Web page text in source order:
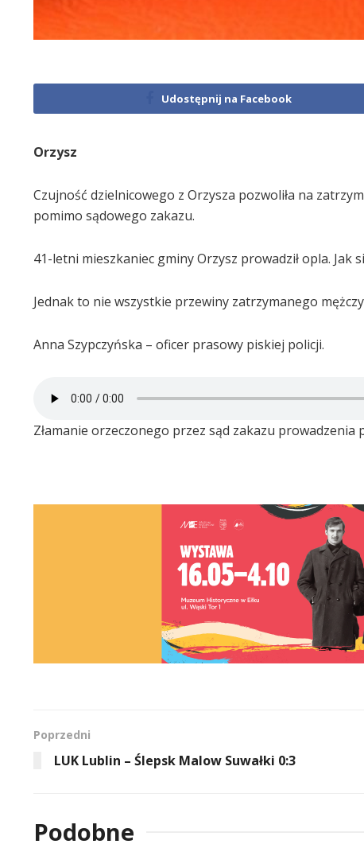
Udostępnij na Facebook
Orzysz
Czujność dzielnicowego z Orzysza pozwoliła na
pomimo sądowego zakazu.
41-letni mieszkaniec gminy Orzysz prowadził opla. Jak
Jednak to nie wszystkie przewiny zatrzymanego
Anna Szypczyńska – oficer prasowy piskiej policji.
Złamanie orzeczonego przez sąd zakazu
Poprzedni
LUK Lublin – Ślepsk Malow Suwałki 0:3
Podobne